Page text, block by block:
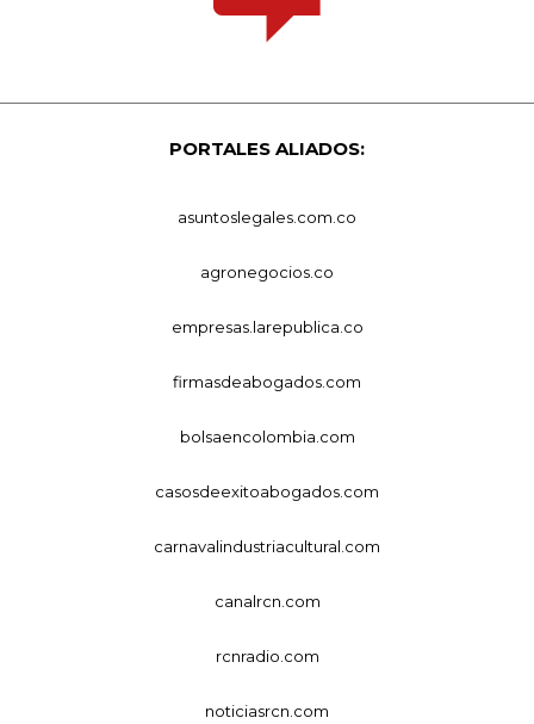
PORTALES ALIADOS:
asuntoslegales.com.co
agronegocios.co
empresas.larepublica.co
firmasdeabogados.com
bolsaencolombia.com
casosdeexitoabogados.com
carnavalindustriacultural.com
canalrcn.com
rcnradio.com
noticiasrcn.com